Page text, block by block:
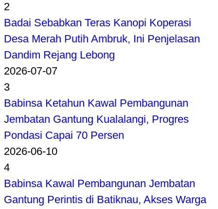
2
Badai Sebabkan Teras Kanopi Koperasi
Desa Merah Putih Ambruk, Ini Penjelasan
Dandim Rejang Lebong
2026-07-07
3
Babinsa Ketahun Kawal Pembangunan
Jembatan Gantung Kualalangi, Progres
Pondasi Capai 70 Persen
2026-06-10
4
Babinsa Kawal Pembangunan Jembatan
Gantung Perintis di Batiknau, Akses Warga